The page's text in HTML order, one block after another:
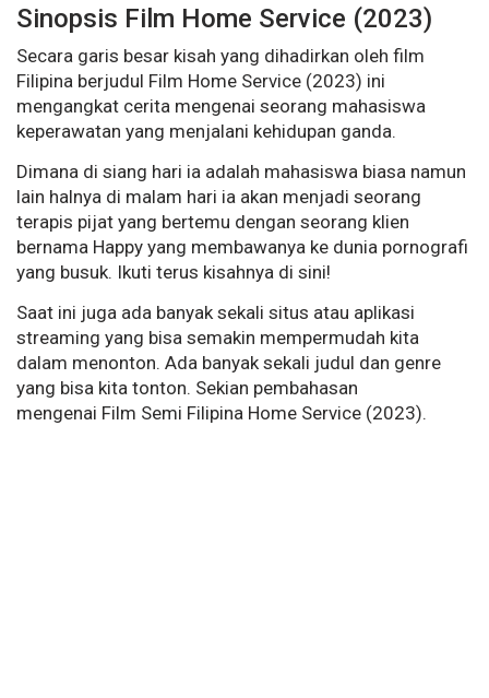
Sinopsis Film Home Service (2023)
Secara garis besar kisah yang dihadirkan oleh film
Filipina berjudul Film Home Service (2023) ini
mengangkat cerita mengenai seorang mahasiswa
keperawatan yang menjalani kehidupan ganda.
Dimana di siang hari ia adalah mahasiswa biasa namun
lain halnya di malam hari ia akan menjadi seorang
terapis pijat yang bertemu dengan seorang klien
bernama Happy yang membawanya ke dunia pornografi
yang busuk. Ikuti terus kisahnya di sini!
Saat ini juga ada banyak sekali situs atau aplikasi
streaming yang bisa semakin mempermudah kita
dalam menonton. Ada banyak sekali judul dan genre
yang bisa kita tonton. Sekian pembahasan
mengenai Film Semi Filipina Home Service (2023).